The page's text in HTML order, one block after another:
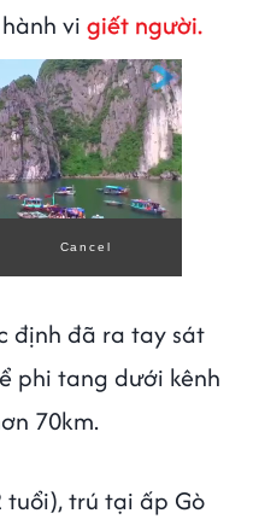
vi giết người.
Cancel
định đã ra tay sát
phi tang dưới kênh
70km.
tuổi), trú tại ấp Gò